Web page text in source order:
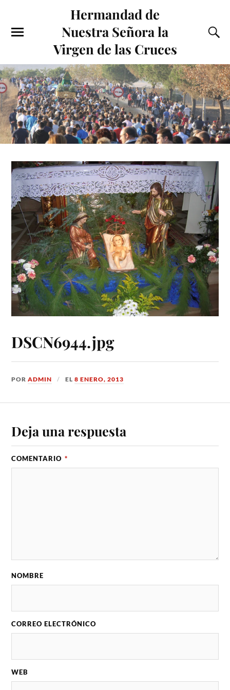
Hermandad de
Nuestra Señora la
Virgen de las Cruces
DSCN6944.jpg
PORADMIN EL8 ENERO, 2013
Deja una respuesta
COMENTARIO *
NOMBRE
CORREO ELECTRÓNICO
WEB